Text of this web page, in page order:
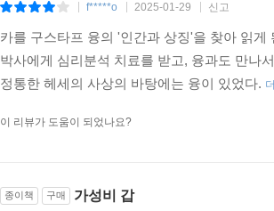
f*****o 2025-01-29 신고
카를 구스타프 융의 '인간과 상징'을 찾아 읽
박사에게 심리분석 치료를 받고, 융과도 만나
정통한 헤세의 사상의 바탕에는 융이 있었다.
이 리뷰가 도움이 되었나요?
종이책 구매 가성비 갑